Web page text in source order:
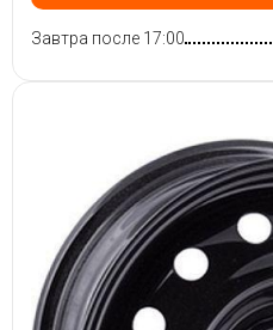
Завтра после 17:00